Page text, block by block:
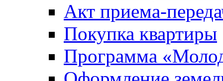
Акт приема-
Покупка квартиры
Программа